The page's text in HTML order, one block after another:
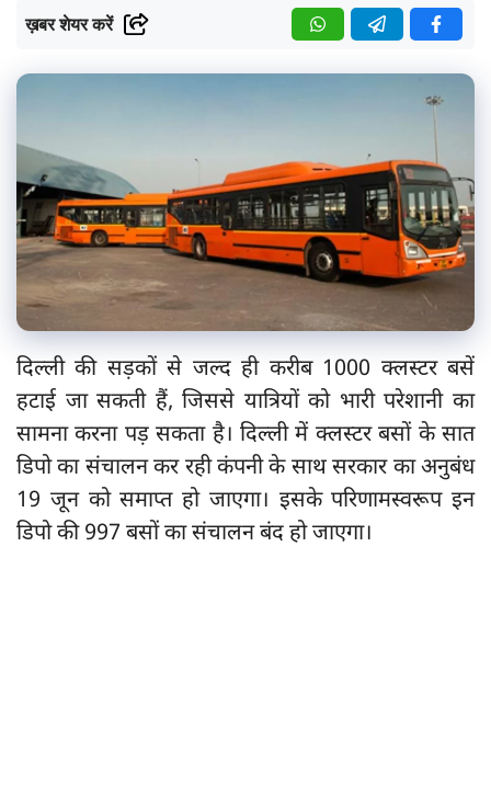
ख़बर शेयर करें
दिल्ली की सड़कों से जल्द ही करीब 1000 क्लस्टर बसें
हटाई जा सकती हैं, जिससे यात्रियों को भारी परेशानी का
सामना करना पड़ सकता है। दिल्ली में क्लस्टर बसों के सात
डिपो का संचालन कर रही कंपनी के साथ सरकार का अनुबंध
19 जून को समाप्त हो जाएगा। इसके परिणामस्वरूप इन
डिपो की 997 बसों का संचालन बंद हो जाएगा।